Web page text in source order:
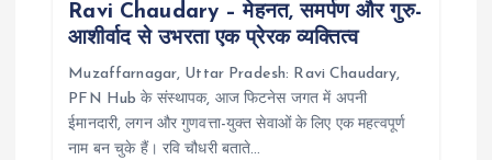
Ravi Chaudary – मेहनत, समर्पण और गुरु-
आशीर्वाद से उभरता एक प्रेरक व्यक्तित्व
Muzaffarnagar, Uttar Pradesh: Ravi Chaudary,
PFN Hub के संस्थापक, आज फिटनेस जगत में अपनी
ईमानदारी, लगन और गुणवत्ता-युक्त सेवाओं के लिए एक महत्वपूर्ण
नाम बन चुके हैं। रवि चौधरी बताते…